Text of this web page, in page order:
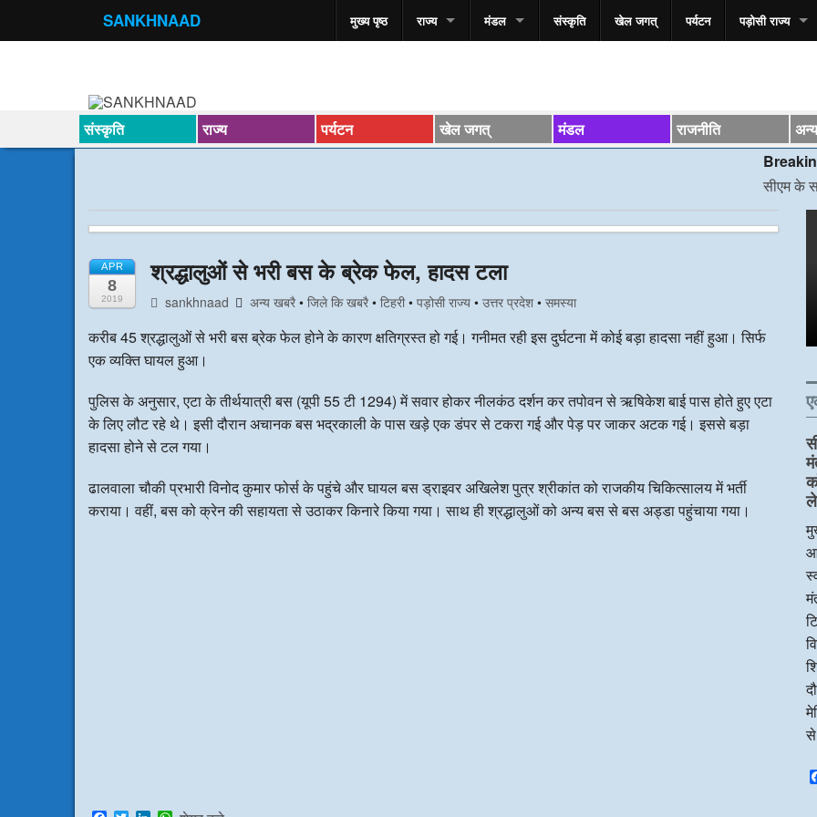
SANKHNAAD मुख्य पृष्ठ राज्य मंडल संस्कृति खेल जगत् पर्यटन पड़ोसी राज्य
संस्कृति राज्य पर्यटन खेल जगत् मंडल राजनीति
Breaking
सीएम के साथ
APR
8
2019
श्रद्धालुओं से भरी बस के ब्रेक फेल, हादस टला
sankhnaad अन्य खबरै •जिले कि खबरै •टिहरी•पड़ोसी राज्य •उत्तर प्रदेश •समस्या
करीब 45 श्रद्धालुओं से भरी बस ब्रेक फेल होने के कारण क्षतिग्रस्त हो गई। गनीमत रही इस दुर्घटना में कोई बड़ा हादसा नहीं हुआ। सिर्फ
एक व्यक्ति घायल हुआ।
पुलिस के अनुसार, एटा के तीर्थयात्री बस (यूपी 55 टी 1294) में सवार होकर नीलकंठ दर्शन कर तपोवन से ऋषिकेश बाई पास होते हुए एटा
के लिए लौट रहे थे। इसी दौरान अचानक बस भद्रकाली के पास खड़े एक डंपर से टकरा गई और पेड़ पर जाकर अटक गई। इससे बड़ा
हादसा होने से टल गया।
ढालवाला चौकी प्रभारी विनोद कुमार फोर्स के पहुंचे और घायल बस ड्राइवर अखिलेश पुत्र श्रीकांत को राजकीय चिकित्सालय में भर्ती
कराया। वहीं, बस को क्रेन की सहायता से उठाकर किनारे किया गया। साथ ही श्रद्धालुओं को अन्य बस से बस अड्डा पहुंचाया गया।